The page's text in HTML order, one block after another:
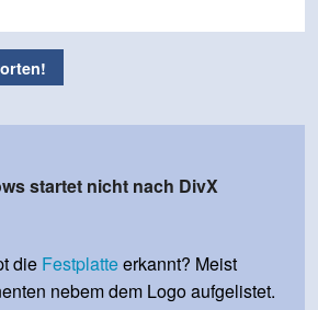
startet nicht nach DivX
die Festplatteerkannt? Meist
nebem dem Logo aufgelistet.